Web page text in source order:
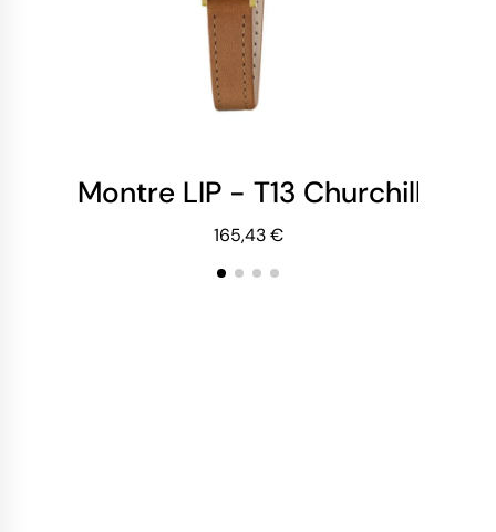
Montre LIP - T13 Churchill -
165,43 €